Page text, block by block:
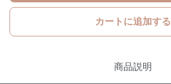
カートに追加する
商品説明